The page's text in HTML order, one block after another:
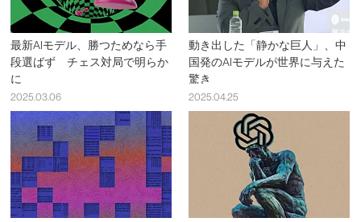
最新AIモデル、勝つためなら手
段選ばず チェス対局で明らか
に
2025.03.06
動き出した「静かな巨人」、中
国発のAIモデルが世界に与えた
驚き
2025.04.25